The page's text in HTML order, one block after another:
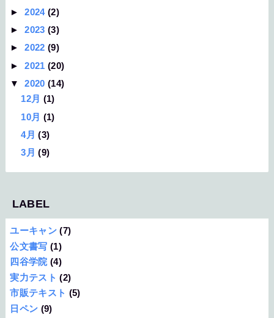
►2024(2)
►2023(3)
►2022(9)
►2021(20)
▼2020(14)
12月 (1)
10月 (1)
4月(3)
3月(9)
LABEL
ユーキャン (7)
公文書写 (1)
四谷学院 (4)
実力テスト (2)
市販テキスト (5)
日ペン (9)